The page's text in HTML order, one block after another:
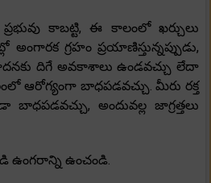
కాబట్టి, ఈ కాలంలో ఖర్చులు
గ్రహం ప్రయాణిస్తున్నప్పుడు,
దిగే అవకాశాలు ఉండవచ్చు లేదా
ఆరోగ్యంగా బాధపడవచ్చు. మీరు రక్త
అందువల్ల జాగ్రత్తలు
ఉంచండి.